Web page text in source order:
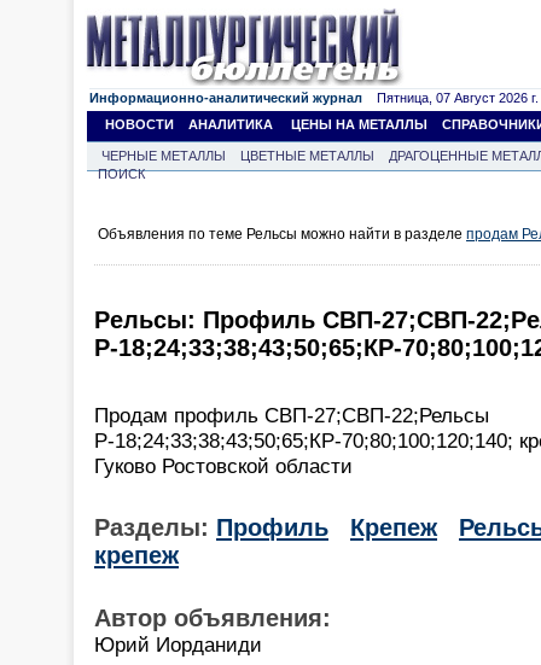
Информационно-аналитический журнал Пятница, 07 Август 2026 г.
НОВОСТИ
АНАЛИТИКА ЦЕНЫ НА МЕТАЛЛЫ
ЧЕРНЫЕ МЕТАЛЛЫ ЦВЕТНЫЕ МЕТАЛЛЫ
ДРАГОЦЕННЫЕ
ПОИСК
Объявления по теме Рельсы можно найти в разделе продам
Рельсы: Профиль СВП-27;СВП-
Р-18;24;33;38;43;50;65;КР-
Продам профиль СВП-27;СВП-22;Рельсы
Р-18;24;33;38;43;50;65;КР-70;80;100;120;140;
Гуково Ростовской области
Разделы: Профиль Крепеж
крепеж
Автор объявления:
Юрий Иорданиди